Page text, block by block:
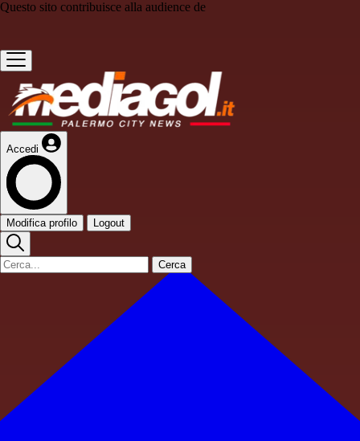
Questo sito contribuisce alla audience de
Accedi
Modifica profilo Logout
Cerca